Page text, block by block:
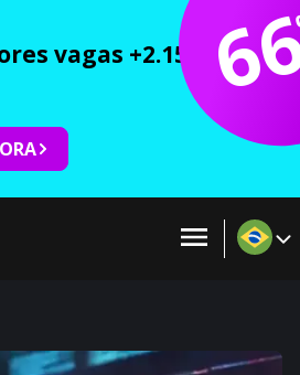
vagas +2.150 cursos